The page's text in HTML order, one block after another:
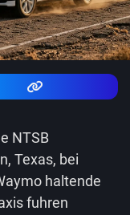
NTSB
Texas, bei
haltende
fuhren